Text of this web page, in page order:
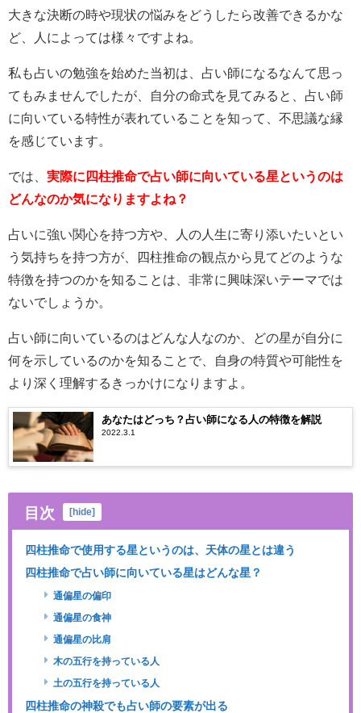
大きな決断の時や現状の悩みをどうしたら改善できるかな
ど、人によっては様々ですよね。
私も占いの勉強を始めた当初は、占い師になるなんて思っ
てもみませんでしたが、自分の命式を見てみると、占い師
に向いている特性が表れていることを知って、不思議な縁
を感じています。
では、 実際に四柱推命で占い師に向いている星というのは
どんなのか気になりますよね？
占いに強い関心を持つ方や、人の人生に寄り添いたいとい
う気持ちを持つ方が、四柱推命の観点から見てどのような
特徴を持つのかを知ることは、非常に興味深いテーマでは
ないでしょうか。
占い師に向いているのはどんな人なのか、どの星が自分に
何を示しているのかを知ることで、自身の特質や可能性を
より深く理解するきっかけになりますよ。
あなたはどっち？占い師になる人の特徴を解説
2022.3.1
目次 hide
四柱推命で使用する星というのは、天体の星とは違う
四柱推命で占い師に向いている星はどんな星？
通偏星の偏印
通偏星の食神
通偏星の比肩
木の五行を持っている人
土の五行を持っている人
四柱推命の神殺でも占い師の要素が出る